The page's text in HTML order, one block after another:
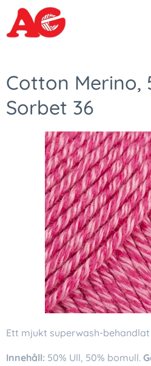
Cotton Merino,
Sorbet 36
Ett mjukt superwash-
Innehåll: 50% Ull, 50% bomull.